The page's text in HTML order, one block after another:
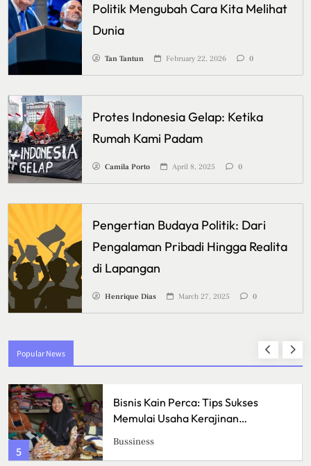
Politik Mengubah Cara Kita Melihat
Dunia
Tan Tantun February 22, 2026 0
Protes Indonesia Gelap: Ketika
Rumah Kami Padam
Camila Porto April 8, 2025 0
Pengertian Budaya Politik: Dari
Pengalaman Pribadi Hingga Realita
di Lapangan
Henrique Dias March 27, 2025 0
Popular News
1
Pizza Sourdough, Perpaduan Rasa
Asam yang Mengubah Cara
Kuliner